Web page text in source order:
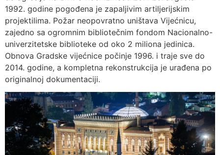
1992. godine pogođena je zapaljivim artiljerijskim
projektilima. Požar neopovratno uništava Vijećnicu,
zajedno sa ogromnim bibliotečnim fondom Nacionalno-
univerzitetske biblioteke od oko 2 miliona jedinica.
Obnova Gradske vijećnice počinje 1996. i traje sve do
2014. godine, a kompletna rekonstrukcija je urađena po
originalnoj dokumentaciji.